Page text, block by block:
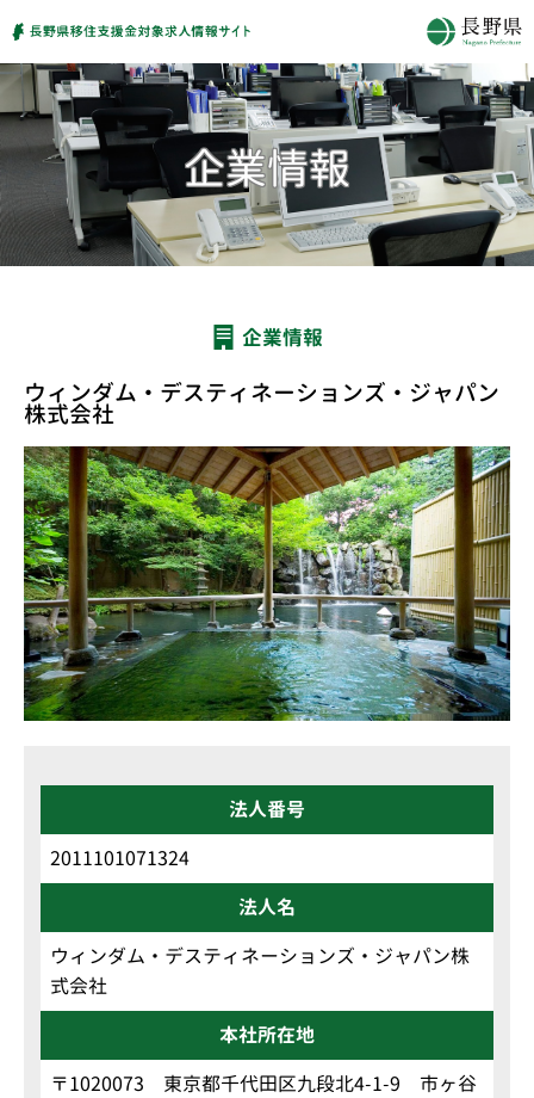
企業情報
ウィンダム・デスティネーションズ・ジャパン
株式会社
法人番号
2011101071324
法人名
ウィンダム・デスティネーションズ・ジャパン株
式会社
本社所在地
〒1020073 東京都千代田区九段北4-1-9 市ヶ谷